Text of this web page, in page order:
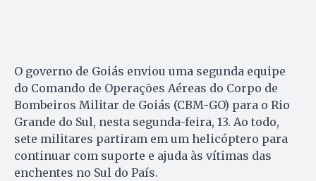
O governo de Goiás enviou uma segunda equipe
do Comando de Operações Aéreas do Corpo de
Bombeiros Militar de Goiás (CBM-GO) para o Rio
Grande do Sul, nesta segunda-feira, 13. Ao todo,
sete militares partiram em um helicóptero para
continuar com suporte e ajuda às vítimas das
enchentes no Sul do País.